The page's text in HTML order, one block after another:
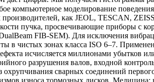
компьютерное моделирование
как JEOL, TESCAN,
пучка, просвечивающие приборы с
FIB-SEM). Для исключения
в чистых зонах класса ISO 6–7.
исчисляется миллионами убытков
разрушения валов, входной
охрупчивания сварных соединений